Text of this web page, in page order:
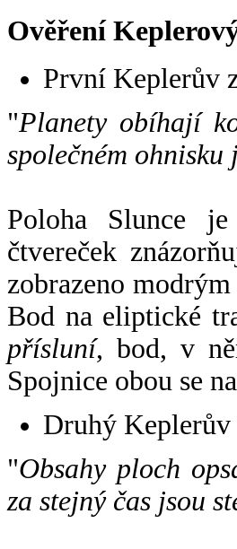
Ověření
První Keplerův
"Planety obíhají
společném ohnisku
Poloha Slunce
čtvereček
zobrazeno
Bod na eliptické
přísluní, bod, v
Spojnice obou se
Druhý Keplerův
"Obsahy ploch
za stejný čas jsou